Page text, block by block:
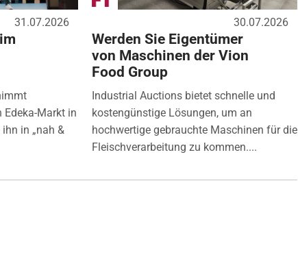
31.07.2026
Markt in
in „nah &
30.07.2026
Werden Sie Eigentümer
von Maschinen der Vion
Food Group
Industrial Auctions bietet schnelle und
kostengünstige Lösungen, um an
hochwertige gebrauchte Maschinen für die
Fleischverarbeitung zu kommen....